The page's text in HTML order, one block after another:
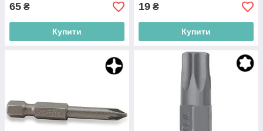
65 ₴
Купити
19 ₴
Купити